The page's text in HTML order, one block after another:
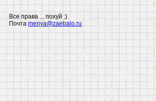
Все права ... похуй :)
Почтаmenya@zaebalo.ru